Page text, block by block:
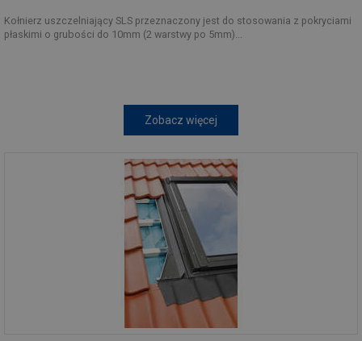
Kołnierz uszczelniający SLS przeznaczony jest do stosowania z pokryciami
płaskimi o grubości do 10mm (2 warstwy po 5mm)...
Zobacz więcej